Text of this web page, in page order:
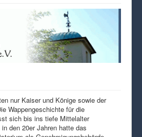
nur Kaiser und Könige sowie der
Wappengeschichte für die
sich bis ins tiefe Mittelalter
den 20er Jahren hatte das